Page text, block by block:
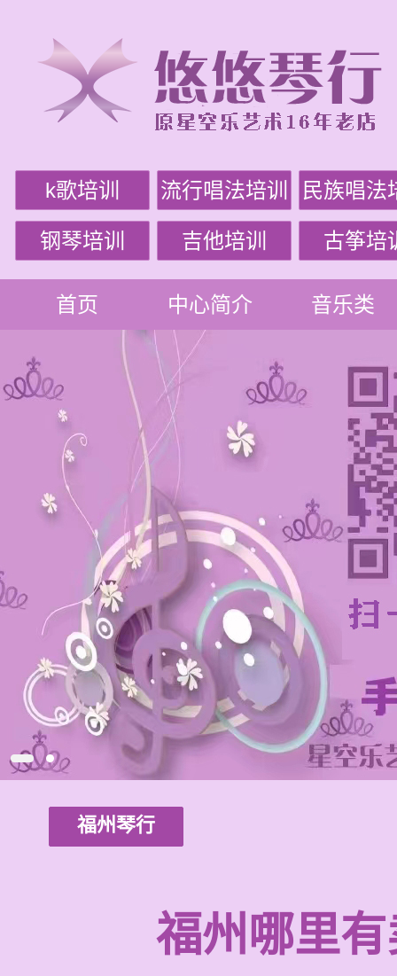
k歌培训 流行唱法培训 民族唱法
钢琴培训 吉他培训 古筝培
首页 中心简介 音乐类
福州琴行
福州哪里